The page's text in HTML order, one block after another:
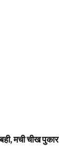
मची चीख पुकार